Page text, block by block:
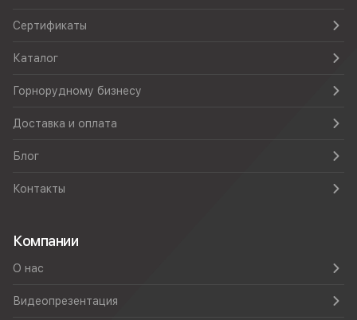
Сертификаты
Каталог
Горнорудному бизнесу
Доставка и оплата
Блог
Контакты
Компании
О нас
Видеопрезентация